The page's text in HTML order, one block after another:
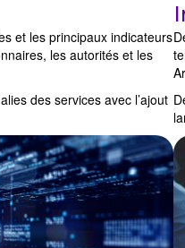
et les principaux indicateurs
les autorités et les
des services avec l’ajout